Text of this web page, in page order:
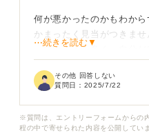
何が悪かったのかもわか
かまったく見当がつきま
っている人も多く、自分
ます。
こからどのように立ち直っ
⋯続きを読む▼
その他 回答しない
質問日： 2025/7/22
※質問は、エントリーフォームからの
程の中で寄せられた内容を公開してい